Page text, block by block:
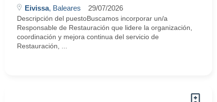
Eivissa, Baleares 29/07/2026
Descripción del puestoBuscamos incorporar un/a
Responsable de Restauración que lidere la organización,
coordinación y mejora continua del servicio de
Restauración, ...